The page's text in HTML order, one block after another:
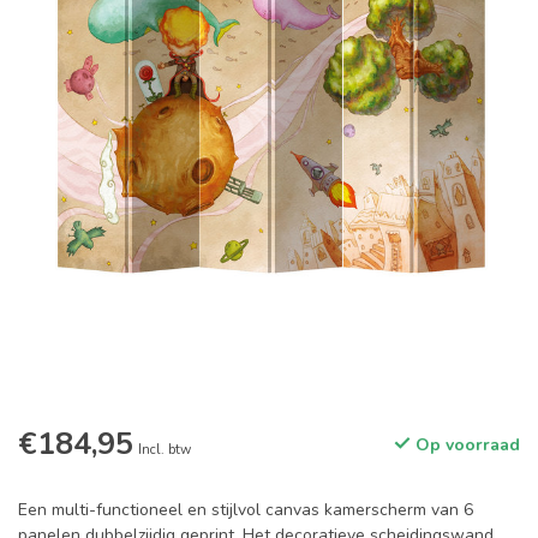
€184,95 Incl. btw Op voorraad
Een multi-functioneel en stijlvol canvas kamerscherm van 6